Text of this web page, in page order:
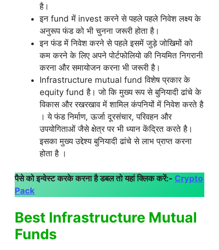
है।
इन fund में invest करने से पहले पहले निवेश लक्ष्य के
अनुरूप फंड को भी चुनना जरूरी होता है।
इन फंड में निवेश करने से पहले इसमें जुड़े जोखिमों को
कम करने के लिए अपने पोर्टफोलियो की नियमित निगरानी
करना और समायोजन करना भी जरूरी है।
Infrastructure mutual fund विशेष प्रकार के
equity fund है। जो कि मुख्य रूप से बुनियादी ढांचे के
विकास और रखरखाव में शामिल कंपनियों में निवेश करते है
। ये फंड निर्माण, ऊर्जा दूरसंचार, परिवहन और
उपयोगिताओं जैसे क्षेत्र पर भी ध्यान केंद्रित करते है।
इसका मुख्य उद्देश्य बुनियादी ढांचे से लाभ प्राप्त करना
होता है ।
पैसे को इन्वेस्ट करके करना है डबल तो यहां क्लिक करें:- Crypto
Pack
Best Infrastructure Mutual
Funds